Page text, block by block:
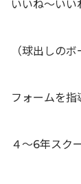
いいね〜いい
（球出しの
フォームを
４〜6年スク